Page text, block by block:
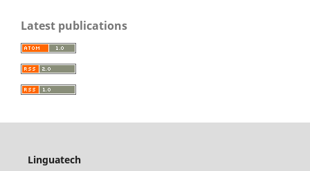
Latest publications
Linguatech